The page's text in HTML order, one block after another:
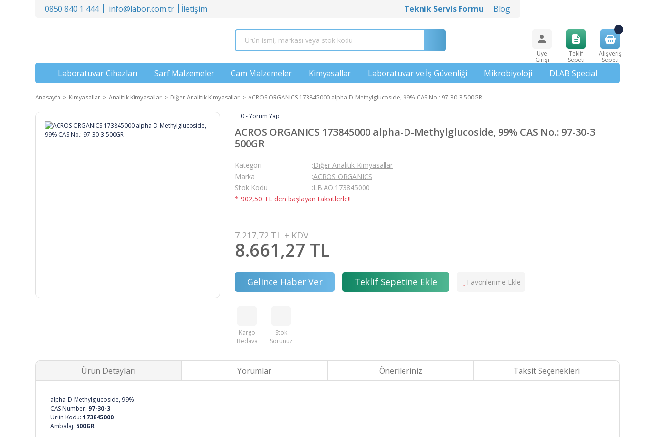
0850 840 1 444 info@labor.com.tr İletişim Teknik Servis Formu Blog
Üye
Girişi
Teklif
Sepeti
Alışveriş
Sepeti
Laboratuvar Cihazları Sarf Malzemeler Cam Malzemeler Kimyasallar Laboratuvar ve İş Güvenliği Mikrobiyoloji DLAB Special
Anasayfa Kimyasallar Analitik Kimyasallar Diğer Analitik Kimyasallar ACROS ORGANICS 173845000 alpha-D-Methylglucoside, 99% CAS No.: 97-30-3 500GR
0 - Yorum Yap
ACROS ORGANICS 173845000 alpha-D-Methylglucoside, 99% CAS No.: 97-30-3
500GR
Kategori
Diğer Analitik Kimyasallar
Marka
ACROS ORGANICS
Stok Kodu
LB.AO.173845000
* 902,50 TL den başlayan taksitlerle!!
7.217,72 TL + KDV
8.661,27 TL
Gelince Haber Ver Teklif Sepetine Ekle
Kargo
Bedava
Stok
Sorunuz
Ürün Detayları Yorumlar Önerileriniz Taksit Seçenekleri
alpha-D-Methylglucoside, 99%
CAS Number: 97-30-3
Ürün Kodu: 173845000
Ambalaj: 500GR